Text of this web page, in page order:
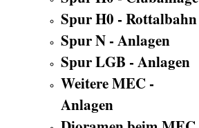
Spur H0 - Rottalbahn
Spur N - Anlagen
Spur LGB - Anlagen
Weitere MEC -
Anlagen